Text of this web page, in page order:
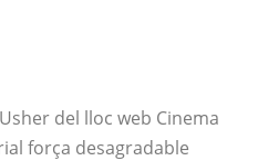
del lloc web Cinema
força desagradable